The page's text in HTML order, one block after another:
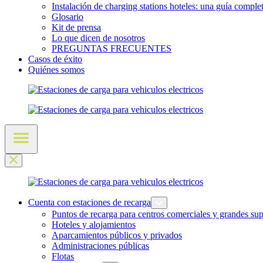
Instalación de charging stations hoteles: una guía
Glosario
Kit de prensa
Lo que dicen de nosotros
PREGUNTAS FRECUENTES
Casos de éxito
Quiénes somos
Cuenta con estaciones de recarga
Puntos de recarga para centros comerciales y grandes
Hoteles y alojamientos
Aparcamientos públicos y privados
Administraciones públicas
Flotas